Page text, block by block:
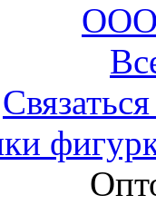
ООО